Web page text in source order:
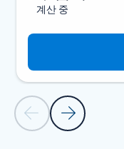
이전 슬라이드다음 슬라이드
계산 중